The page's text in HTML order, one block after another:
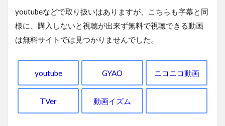
youtubeなどで取り扱いはありますが、こちらも字幕と同
様に、購入しないと視聴が出来ず無料で視聴できる動画
は無料サイトでは見つかりませんでした。
youtube GYAO ニコニコ動画
TVer 動画イズム